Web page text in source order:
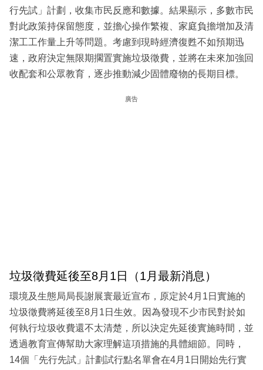
行先試」計劃，收集市民反應和數據。結果顯示，多數市民
對此政策持保留態度，並擔心操作繁複、家庭負擔增加及清
潔工工作量上升等問題。考慮到現時經濟復甦不如預期迅
速，政府決定無限期擱置實施垃圾徵費，並將在未來加強回
收配套和公眾教育，逐步推動減少固體廢物的長期目標。
廣告
垃圾徵費延後至8月1日（1月最新消息）
環境及生態局局長謝展寰最近宣布，原定於4月1日實施的
垃圾徵費將延後至8月1日生效。因為發現不少市民對於如
何執行垃圾收費還不太清楚，所以決定先延後實施時間，並
透過教育宣傳幫助大家理解這項措施的具體細節。同時，
14個「先行先試」計劃試行點名單會在4月1日開始先行實